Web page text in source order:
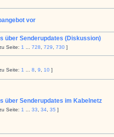
vor
über Senderupdates (Diskussion)
Seite: 1 728 729 730 ]
Seite: 1 8 9 10 ]
über Senderupdates im Kabelnetz
Seite: 1 33 34 35 ]